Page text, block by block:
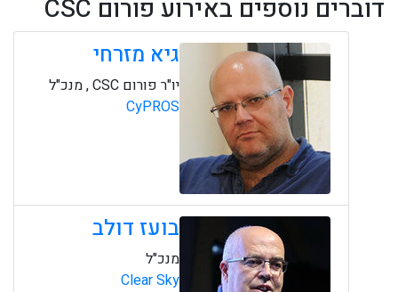
דוברים נוספים באירוע פורום CSC
גיא מזרחי
יו"ר פורום CSC , מנכ"ל
CyPROS
בועז דולב
מנכ"ל
Clear Sky